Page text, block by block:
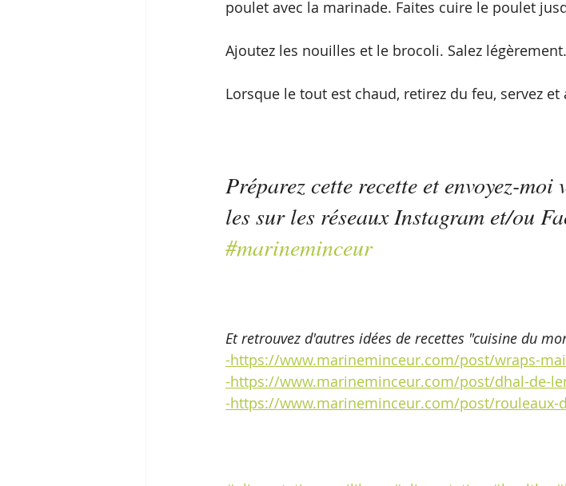
poulet avec la marinade. Faites cuire le poulet
Ajoutez les nouilles et le brocoli. Salez
Lorsque le tout est chaud, retirez du feu, servez
Préparez cette recette et envoyez-
les sur les réseaux Instagram et/ou
#marineminceur
Et retrouvez d'autres idées de recettes "cuisine du
-https://www.marineminceur.com/post/wraps-
-https://www.marineminceur.com/post/dhal-de-
-https://www.marineminceur.com/post/rouleaux-